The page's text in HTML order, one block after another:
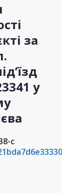
за
у
c